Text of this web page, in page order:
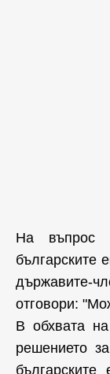
На въпрос
българските
държавите-
отговори:
В обхвата
решението
българските